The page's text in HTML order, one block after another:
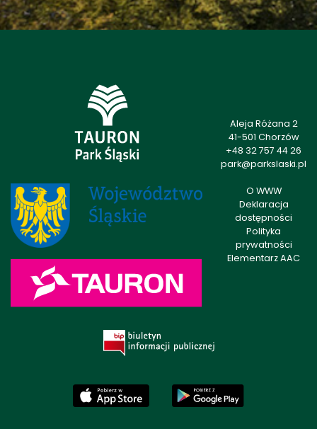
Aleja Różana 2
41-501 Chorzów
+48 32 757 44 26
park@parkslaski.pl
O WWW
Deklaracja
dostępności
Polityka
prywatności
Elementarz AAC